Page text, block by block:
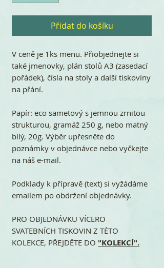
Přidat do košíku
V ceně je 1ks menu. Přiobjednejte si
také jmenovky, plán stolů A3 (zasedací
pořádek), čísla na stoly a další tiskoviny
na přání.
Papír: eco sametový s jemnou zrnitou
strukturou, gramáž 250 g, nebo matný
bílý, 20g. Výběr upřesněte do
poznámky v objednávce nebo vyčkejte
na náš e-mail.
Podklady k přípravě (text) si vyžádáme
emailem po obdržení objednávky.
PRO OBJEDNÁVKU VÍCERO
SVATEBNÍCH TISKOVIN Z TÉTO
KOLEKCE, PŘEJDĚTE DO "KOLEKCÍ".